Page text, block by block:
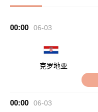
00:00 06-03
克罗地亚
00:00 06-03